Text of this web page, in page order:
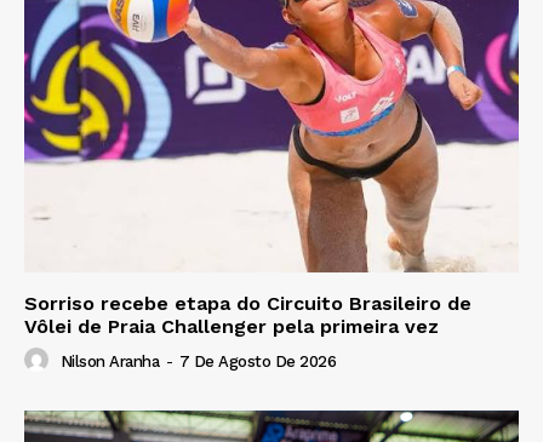
Sorriso recebe etapa do Circuito Brasileiro de
Vôlei de Praia Challenger pela primeira vez
Nilson Aranha - 7 De Agosto De 2026